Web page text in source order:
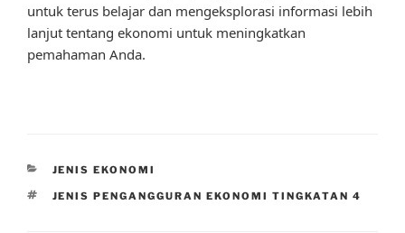
untuk terus belajar dan mengeksplorasi informasi lebih
lanjut tentang ekonomi untuk meningkatkan
pemahaman Anda.
CATEGORIES
JENIS EKONOMI
TAGS
JENIS PENGANGGURAN EKONOMI TINGKATAN 4